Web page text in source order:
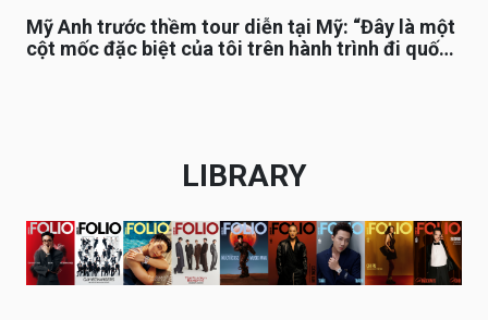
Mỹ Anh trước thềm tour diễn tại Mỹ: “Đây là một
cột mốc đặc biệt của tôi trên hành trình đi quốc
LIBRARY